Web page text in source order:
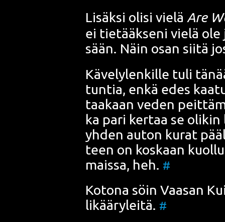
Lisäk­si oli­si vie­lä Are
ei tie­tääk­se­ni vie­lä
sään. Näin osan sii­tä
Käve­ly­len­kil­le tuli
tun­tia, enkä edes
taa­kaan veden
ka pari ker­taa se oli­kin
yhden auton kurat
teen on kos­kaan
mais­sa, heh. #
Koto­na söin Vaa­san
li­kää­ry­lei­tä. #